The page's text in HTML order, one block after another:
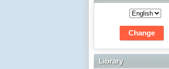
Library